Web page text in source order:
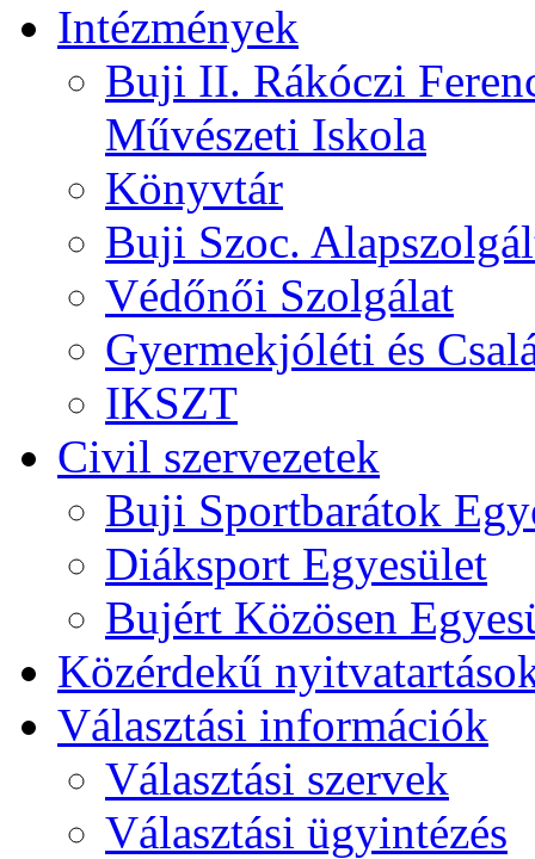
Intézmények
Buji II. Rákóczi
Művészeti Iskola
Könyvtár
Buji Szoc.
Védőnői Szolgálat
Gyermekjóléti és
IKSZT
Civil szervezetek
Buji Sportbarátok
Diáksport Egyesület
Bujért Közösen
Közérdekű
Választási információk
Választási szervek
Választási ügyintézés